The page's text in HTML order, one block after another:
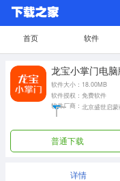
首页 软件
龙宝小掌门电脑
软件大小：18.00MB
软件授权：免费软件
软件厂商： 北京盛世启
普通下载
详情